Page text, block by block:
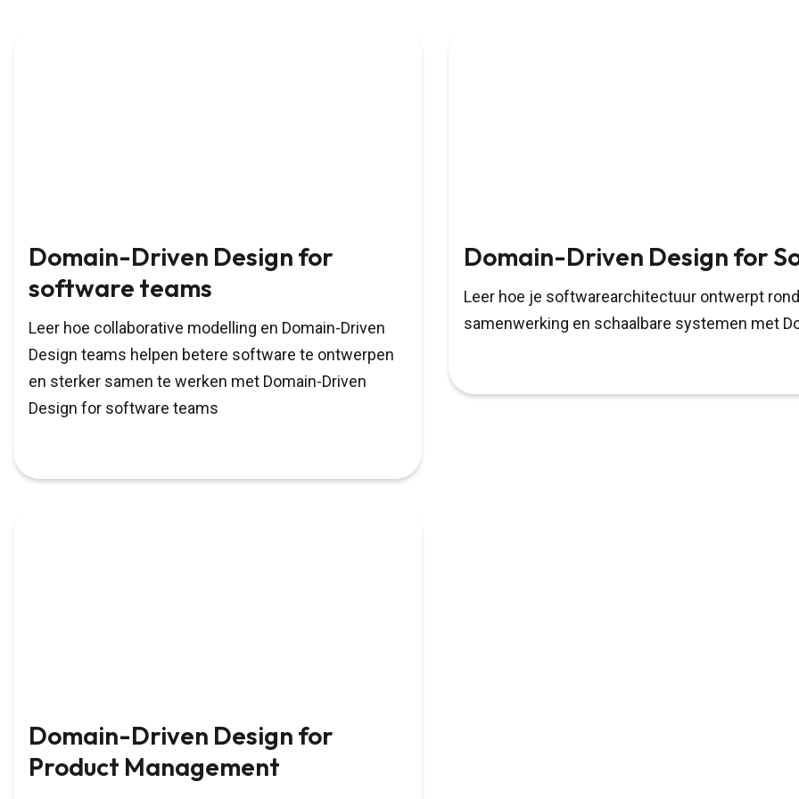
Domain-Driven Design for
software teams
Leer hoe collaborative modelling en Domain-Driven
Design teams helpen betere software te ontwerpen
en sterker samen te werken met Domain-Driven
Design for software teams
Domain-Driven Design for
Leer hoe je softwarearchitectuur ontwerpt
samenwerking en schaalbare systemen met
Domain-Driven Design for
Product Management